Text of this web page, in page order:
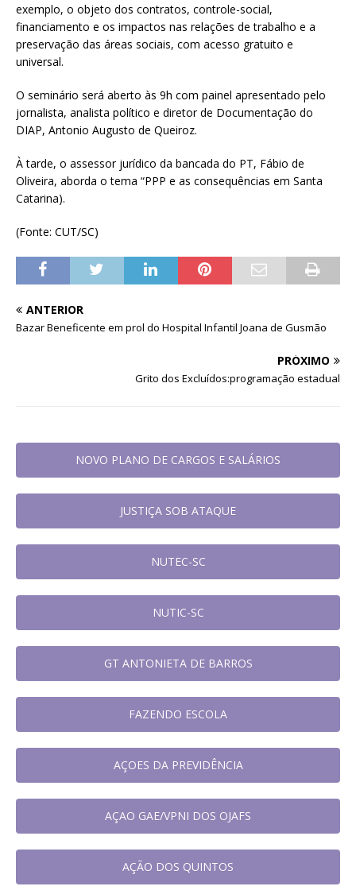
exemplo, o objeto dos contratos, controle-social,
financiamento e os impactos nas relações de trabalho e a
preservação das áreas sociais, com acesso gratuito e
universal.
O seminário será aberto às 9h com painel apresentado pelo
jornalista, analista político e diretor de Documentação do
DIAP, Antonio Augusto de Queiroz.
À tarde, o assessor jurídico da bancada do PT, Fábio de
Oliveira, aborda o tema “PPP e as consequências em Santa
Catarina).
(Fonte: CUT/SC)
ANTERIOR
Bazar Beneficente em prol do Hospital Infantil Joana de Gusmão
PRÓXIMO
Grito dos Excluídos:programação estadual
NOVO PLANO DE CARGOS E SALÁRIOS
JUSTIÇA SOB ATAQUE
NUTEC-SC
NUTIC-SC
GT ANTONIETA DE BARROS
FAZENDO ESCOLA
AÇOES DA PREVIDÊNCIA
AÇAO GAE/VPNI DOS OJAFS
AÇÃO DOS QUINTOS